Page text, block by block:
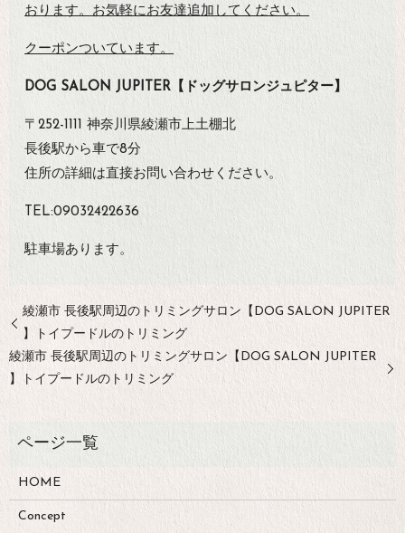
おります。お気軽にお友達追加してください。
クーポンついています。
DOG SALON JUPITER【ドッグサロンジュピター】
〒252-1111 神奈川県綾瀬市上土棚北
長後駅から車で8分
住所の詳細は直接お問い合わせください。
TEL:09032422636
駐車場あります。
綾瀬市 長後駅周辺のトリミングサロン【DOG SALON JUPITER
】トイプードルのトリミング
綾瀬市 長後駅周辺のトリミングサロン【DOG SALON JUPITER
】トイプードルのトリミング
HOME
Concept